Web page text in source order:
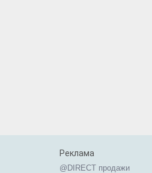
Реклама
@DIRECT продажи